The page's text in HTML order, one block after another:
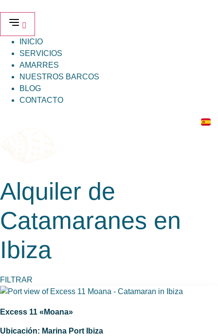
contenido
INICIO
SERVICIOS
AMARRES
NUESTROS BARCOS
BLOG
CONTACTO
Alquiler de
Catamaranes en
Ibiza
FILTRAR
Excess 11 «Moana»
Ubicación: Marina Port Ibiza